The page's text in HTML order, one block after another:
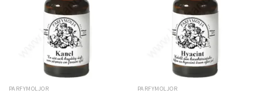
PARFYMOLJOR PARFYMOLJOR